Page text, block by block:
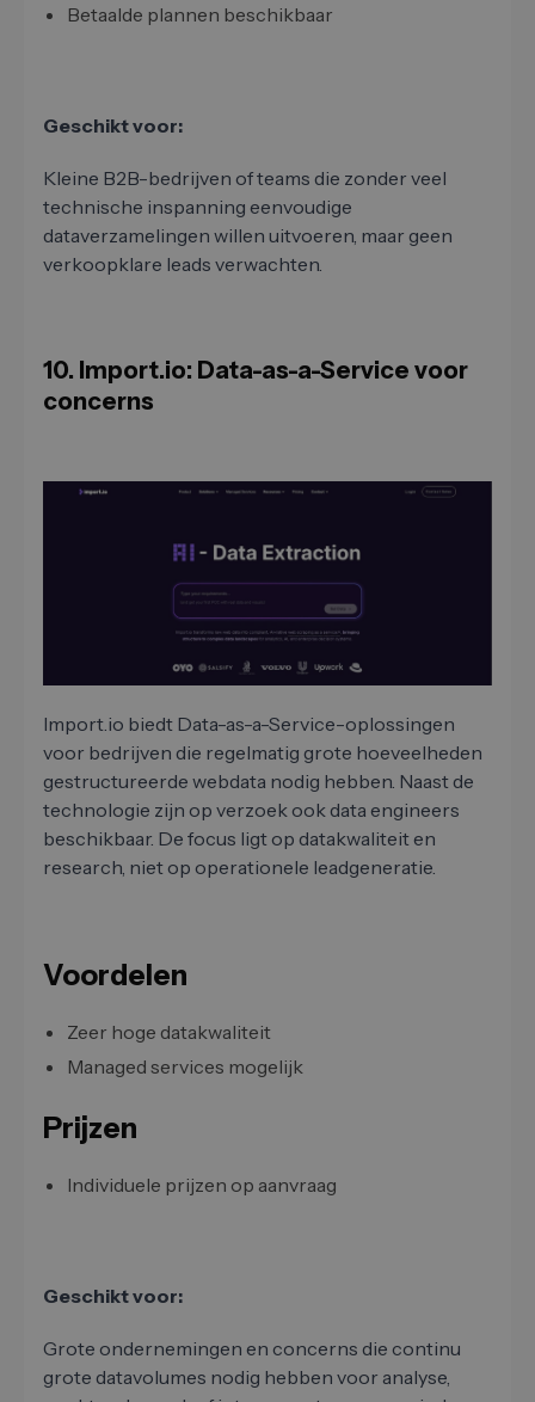
Betaalde plannen beschikbaar
Geschikt voor:
Kleine B2B-bedrijven of teams die zonder veel
technische inspanning eenvoudige
dataverzamelingen willen uitvoeren, maar geen
verkoopklare leads verwachten.
10. Import.io: Data-as-a-Service voor
concerns
Import.io biedt Data-as-a-Service-oplossingen
voor bedrijven die regelmatig grote hoeveelheden
gestructureerde webdata nodig hebben. Naast de
technologie zijn op verzoek ook data engineers
beschikbaar. De focus ligt op datakwaliteit en
research, niet op operationele leadgeneratie.
Voordelen
Zeer hoge datakwaliteit
Managed services mogelijk
Prijzen
Individuele prijzen op aanvraag
Geschikt voor:
Grote ondernemingen en concerns die continu
grote datavolumes nodig hebben voor analyse,